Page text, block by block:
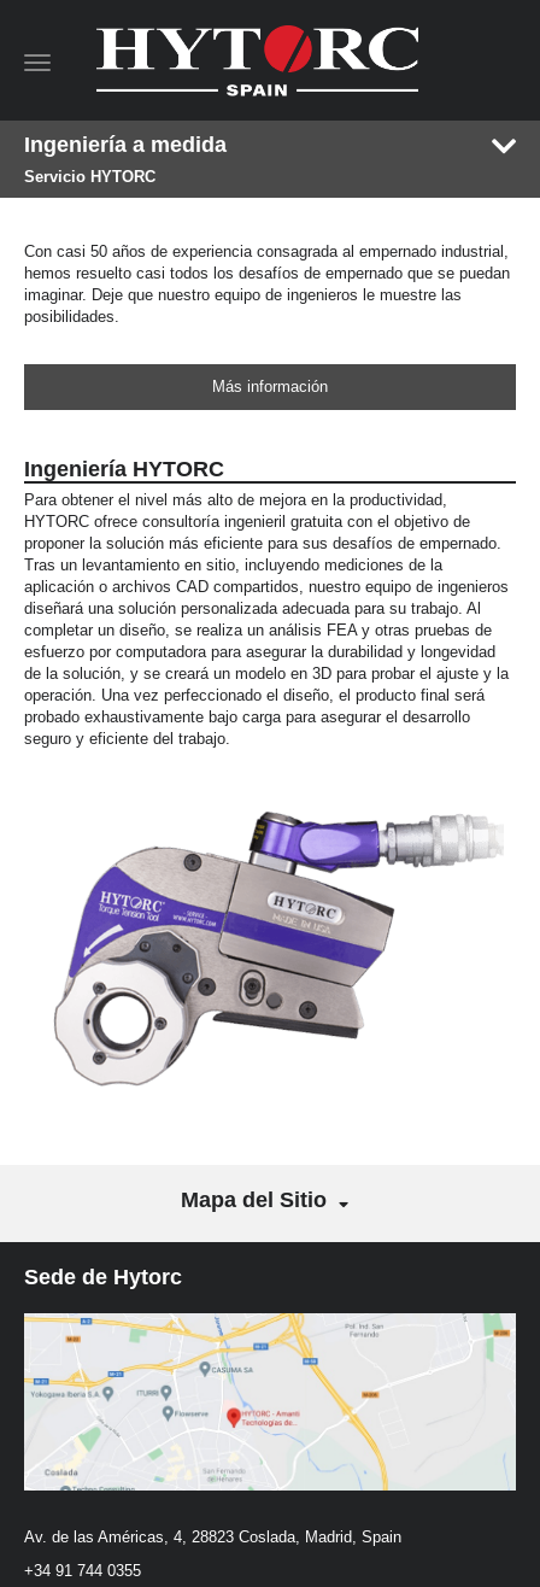
Toggle
Ingeniería a medida
Servicio HYTORC
Con casi 50 años de experiencia consagrada al empernado industrial,
hemos resuelto casi todos los desafíos de empernado que se puedan
imaginar. Deje que nuestro equipo de ingenieros le muestre las
posibilidades.
Más información
Ingeniería HYTORC
Para obtener el nivel más alto de mejora en la productividad,
HYTORC ofrece consultoría ingenieril gratuita con el objetivo de
proponer la solución más eficiente para sus desafíos de empernado.
Tras un levantamiento en sitio, incluyendo mediciones de la
aplicación o archivos CAD compartidos, nuestro equipo de ingenieros
diseñará una solución personalizada adecuada para su trabajo. Al
completar un diseño, se realiza un análisis FEA y otras pruebas de
esfuerzo por computadora para asegurar la durabilidad y longevidad
de la solución, y se creará un modelo en 3D para probar el ajuste y la
operación. Una vez perfeccionado el diseño, el producto final será
probado exhaustivamente bajo carga para asegurar el desarrollo
seguro y eficiente del trabajo.
Mapa del Sitio
Sede de Hytorc
Av. de las Américas, 4, 28823 Coslada, Madrid, Spain
+34 91 744 0355